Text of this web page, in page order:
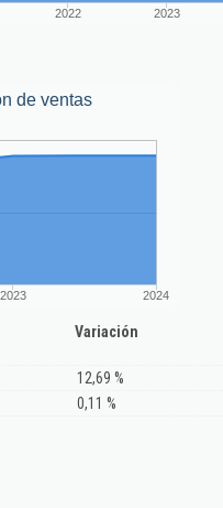
2022 2023
de ventas
2023 2024
Variación
12,69 %
0,11 %